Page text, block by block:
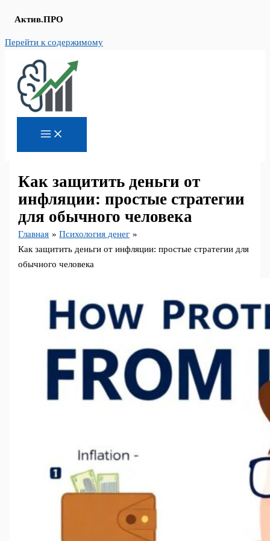
Актив.ПРО
Перейти к содержимому
Как защитить деньги от
инфляции: простые стратегии
для обычного человека
Главная
Психология денег
Как защитить деньги от инфляции: простые стратегии для
обычного человека